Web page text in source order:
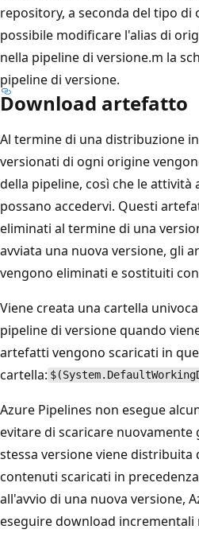
repository, a seconda del tipo di
possibile modificare l'alias di
nella pipeline di versione.m la
pipeline di versione.
Download artefatto
Al termine di una distribuzione
versionati di ogni origine
della pipeline, così che le
possano accedervi. Questi
eliminati al termine di una
avviata una nuova versione, gli
vengono eliminati e sostituiti
Viene creata una cartella
pipeline di versione quando
artefatti vengono scaricati in
cartella:
Azure Pipelines non esegue
evitare di scaricare
stessa versione viene
contenuti scaricati in
all'avvio di una nuova versione,
eseguire download incrementali